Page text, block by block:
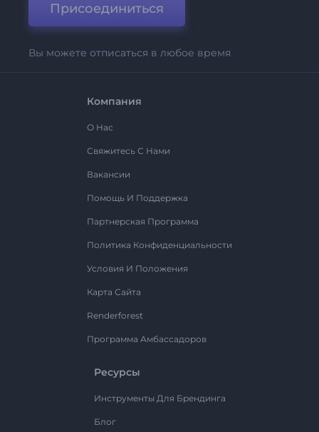
Присоединиться
Вы можете отписаться в любое время
Компания
О Нас
Свяжитесь С Нами
Вакансии
Помощь И Поддержка
Партнерская Программа
Политика Конфиденциальности
Условия И Положения
Карта Сайта
Renderforest
Программа Амбассадоров
Ресурсы
Инструменты Для Брендинга
Блог